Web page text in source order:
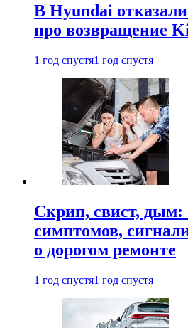
В Hyundai
про возвращение
1 год спустя1 год спустя
Скрип, свист, дым:
симптомов,
о дорогом ремонте
1 год спустя1 год спустя